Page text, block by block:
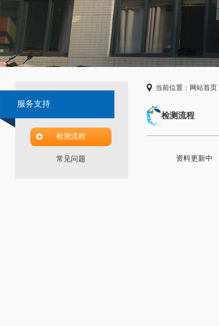
服务支持
检测流程
常见问题
当前位置： 网站首页
检测流程
资料更新中